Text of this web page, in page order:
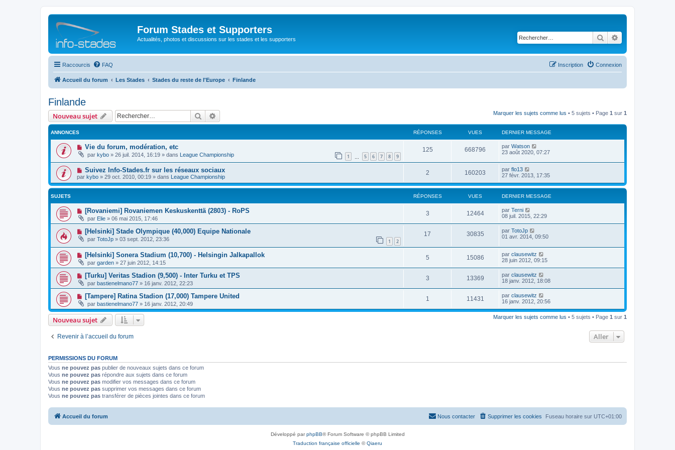
Forum Stades et Supporters
Actualités, photos et discussions sur les stades et les supporters Rechercher
Raccourcis FAQ Connexion
Inscription
Accueil du forum Les Stades Stades du reste de l'Europe Finlande
Finlande
Nouveau sujet Rechercher Marquer les sujets comme lus • 5 sujets • Page 1 sur 1
ANNONCES RÉPONSES VUES DERNIER MESSAGE
Vie du forum, modération, etc
par kybo » 26 juil. 2014, 16:19 » dans League Championship 1 5 6 7 8 9
125 668796 par Watson
23 août 2020, 07:27
Suivez Info-Stades.fr sur les réseaux sociaux
par kybo » 29 oct. 2010, 00:19 » dans League Championship
2 160203 par flo13
27 févr. 2013, 17:35
SUJETS RÉPONSES VUES DERNIER MESSAGE
[Rovaniemi] Rovaniemen Keskuskenttä (2803) - RoPS
par Elie » 06 mai 2015, 17:46
3 12464 par Terni
08 juil. 2015, 22:29
[Helsinki] Stade Olympique (40,000) Equipe Nationale
par TotoJp » 03 sept. 2012, 23:36 1 2
17 30835 par TotoJp
01 avr. 2014, 09:50
[Helsinki] Sonera Stadium (10,700) - Helsingin Jalkapallok
par garden » 27 juin 2012, 14:15
5 15086 par clausewitz
28 juin 2012, 09:15
[Turku] Veritas Stadion (9,500) - Inter Turku et TPS
par bastienelmano77 » 16 janv. 2012, 22:23
3 13369 par clausewitz
18 janv. 2012, 18:08
[Tampere] Ratina Stadion (17,000) Tampere United
par bastienelmano77 » 16 janv. 2012, 20:49
1 11431 par clausewitz
16 janv. 2012, 20:56
Nouveau sujet Marquer les sujets comme lus • 5 sujets • Page 1 sur 1
Revenir à l’accueil du forum Aller
PERMISSIONS DU FORUM
Vous ne pouvez pas publier de nouveaux sujets dans ce forum
Vous ne pouvez pas répondre aux sujets dans ce forum
Vous ne pouvez pas modifier vos messages dans ce forum
Vous ne pouvez pas supprimer vos messages dans ce forum
Vous ne pouvez pas transférer de pièces jointes dans ce forum
Accueil du forum Fuseau horaire sur UTC+01:00
Supprimer les cookies
Nous contacter
Développé parphpBB® Forum Software © phpBB Limited
Traduction française officielle ©Qiaeru